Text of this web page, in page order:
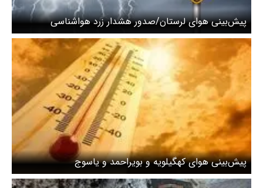
پیش‌بینی هوای لرستان/صدور هشدار زرد هواشناسی
پیش‌بینی هوای کهگیلویه و بویراحمد و یاسوج